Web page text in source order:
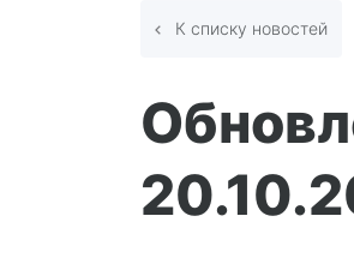
К списку новостей